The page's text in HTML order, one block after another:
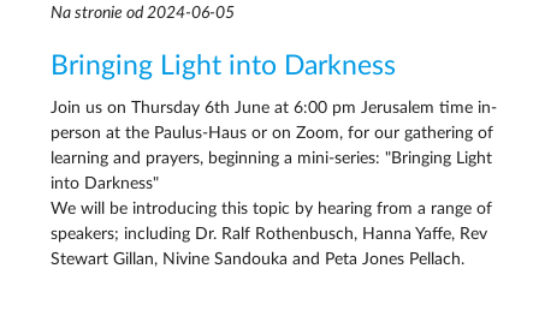
Na stronie od 2024-06-05
Bringing Light into Darkness
Join us on Thursday 6th June at 6:00 pm Jerusalem time in-
person at the Paulus-Haus or on Zoom, for our gathering of
learning and prayers, beginning a mini-series: "Bringing Light
into Darkness"
We will be introducing this topic by hearing from a range of
speakers; including Dr. Ralf Rothenbusch, Hanna Yaffe, Rev
Stewart Gillan, Nivine Sandouka and Peta Jones Pellach.